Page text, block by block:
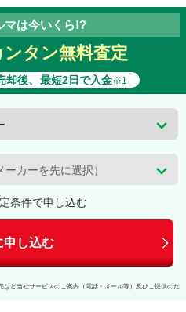
マは今いくら!?
ンタン無料査定
却後、最短2日で入金※1
定条件で申し込む
申し込む
ど当社サービスのご案内（電話・メール等）及びご提供のた